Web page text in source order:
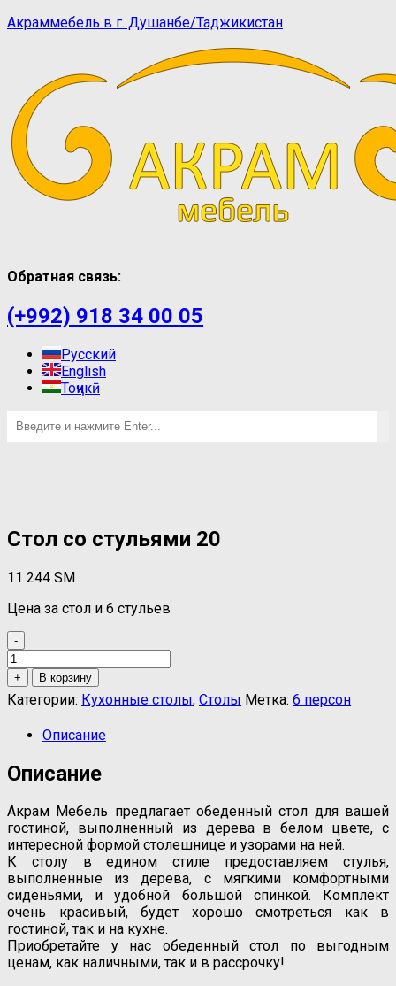
Акраммебель в г. Душанбе/Таджикистан
Обратная связь:
(+992) 918 34 00 05
Русский
English
Тоҷикӣ
Стол со стульями 20
11 244 ЅМ
Цена за стол и 6 стульев
-
Количество
товара
Стол
со
+ В корзину
Категории: Кухонные столы, Столы Метка: 6 персон
Описание
Описание
Акрам Мебель предлагает обеденный стол для вашей
гостиной, выполненный из дерева в белом цвете, с
интересной формой столешнице и узорами на ней.
К столу в едином стиле предоставляем стулья,
выполненные из дерева, с мягкими комфортными
сиденьями, и удобной большой спинкой. Комплект
очень красивый, будет хорошо смотреться как в
гостиной, так и на кухне.
Приобретайте у нас обеденный стол по выгодным
ценам, как наличными, так и в рассрочку!